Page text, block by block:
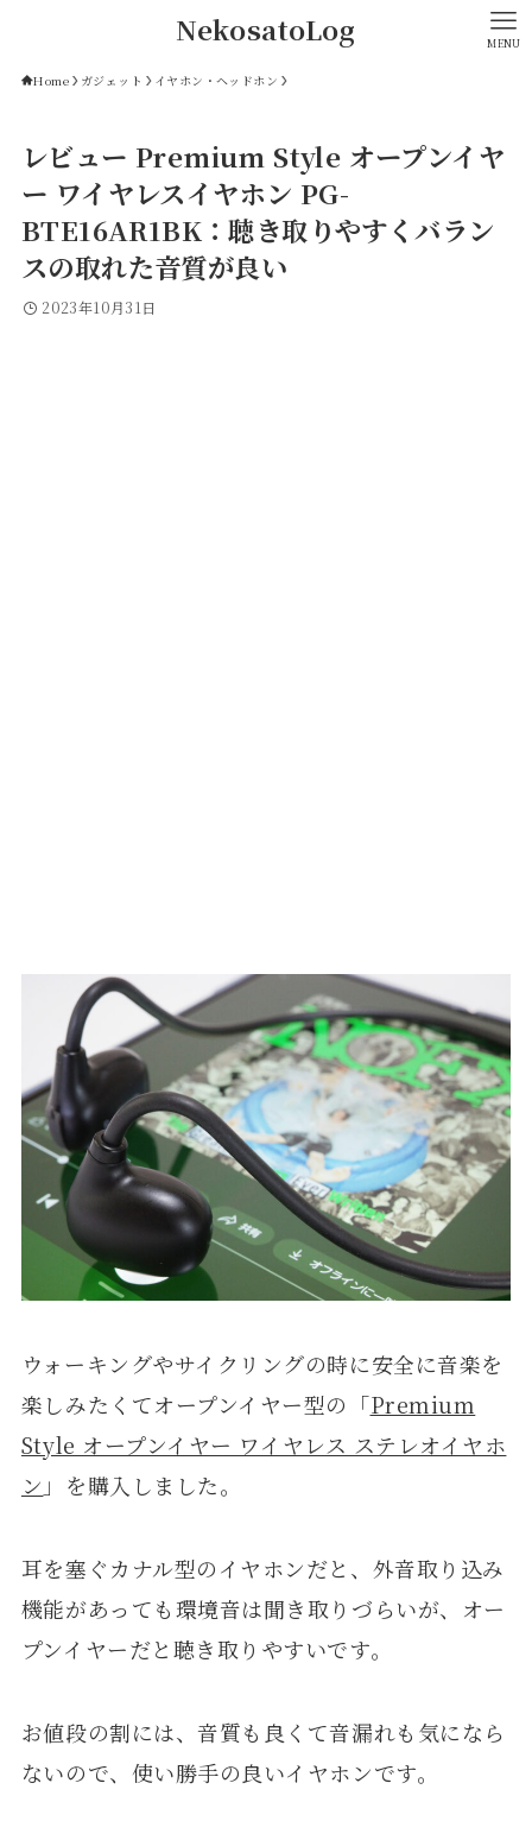
NekosatoLog MENU
Home ガジェット イヤホン・ヘッドホン
レビュー Premium Style オープンイヤ
ー ワイヤレスイヤホン PG-
BTE16AR1BK：聴き取りやすくバラン
スの取れた音質が良い
2023年10月31日
ウォーキングやサイクリングの時に安全に音楽を
楽しみたくてオープンイヤー型の「Premium
Style オープンイヤー ワイヤレス ステレオイヤホ
ン 」を購入しました。
耳を塞ぐカナル型のイヤホンだと、外音取り込み
機能があっても環境音は聞き取りづらいが、オー
プンイヤーだと聴き取りやすいです。
お値段の割には、音質も良くて音漏れも気になら
ないので、使い勝手の良いイヤホンです。